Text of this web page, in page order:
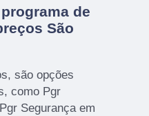
de
São
são opções
como Pgr
Segurança em